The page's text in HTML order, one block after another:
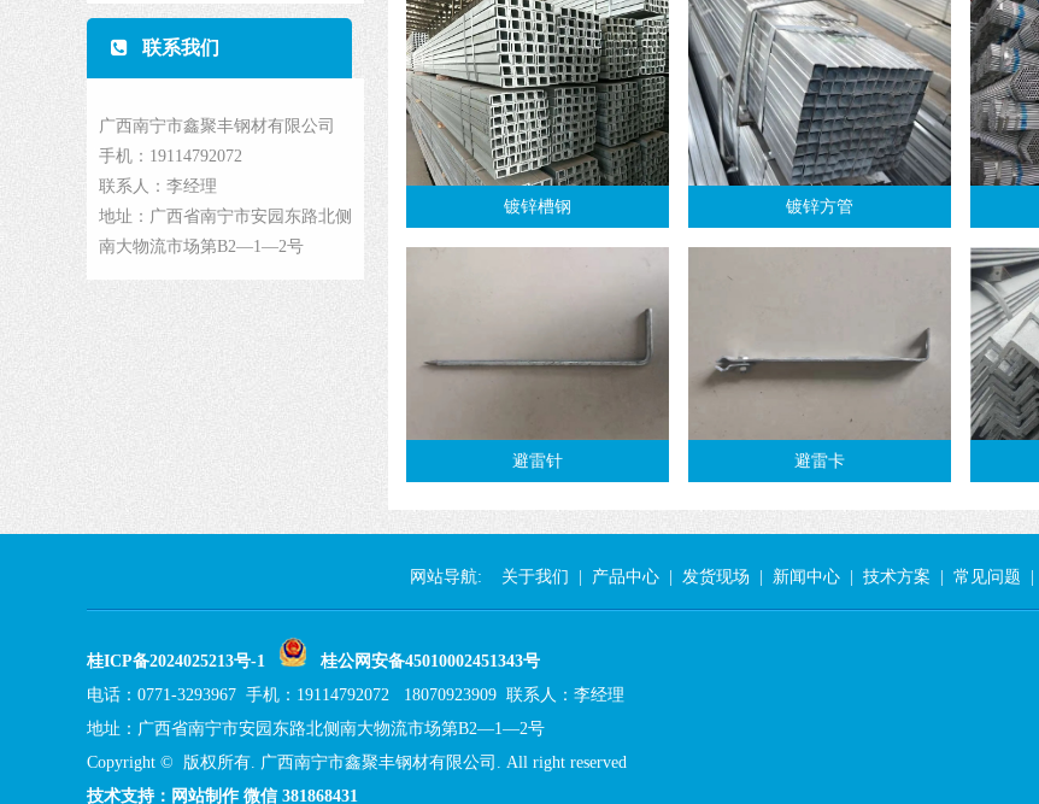
联系我们
广西南宁市鑫聚丰钢材有限公司
手机：19114792072
联系人：李经理
地址：广西省南宁市安园东路北侧
南大物流市场第B2—1—2号
镀锌槽钢 镀锌方管
避雷针 避雷卡
网站导航: 关于我们 产品中心 发货现场 新闻中心 技术方案 常见问题
桂ICP备2024025213号-1
桂公网安备45010002451343号
电话：0771-3293967 手机：19114792072 18070923909 联系人：李经理
地址：广西省南宁市安园东路北侧南大物流市场第B2—1—2号
Copyright © 版权所有. 广西南宁市鑫聚丰钢材有限公司. All right reserved
技术支持：网站制作 微信 381868431